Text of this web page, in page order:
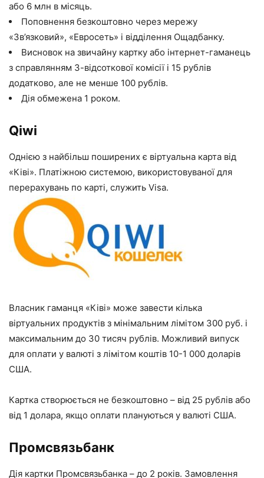
або 6 млн в місяць.
Поповнення безкоштовно через мережу
«Зв’язковий», «Евросеть» і відділення Ощадбанку.
Висновок на звичайну картку або інтернет-гаманець
з справлянням 3-відсоткової комісії і 15 рублів
додатково, але не менше 100 рублів.
Дія обмежена 1 роком.
Qiwi
Однією з найбільш поширених є віртуальна карта від
«Ківі». Платіжною системою, використовуваної для
перерахувань по карті, служить Visa.
Власник гаманця «Ківі» може завести кілька
віртуальних продуктів з мінімальним лімітом 300 руб. і
максимальним до 30 тисяч рублів. Можливий випуск
для оплати у валюті з лімітом коштів 10-1 000 доларів
США.
Картка створюється не безкоштовно – від 25 рублів або
від 1 долара, якщо оплати плануються у валюті США.
Промсвязьбанк
Дія картки Промсвязьбанка – до 2 років. Замовлення